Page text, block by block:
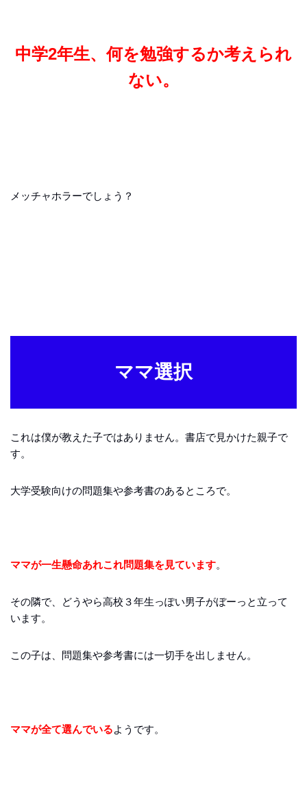
中学2年生、何を勉強するか考えられ
ない。
メッチャホラーでしょう？
ママ選択
これは僕が教えた子ではありません。書店で見かけた親子で
す。
大学受験向けの問題集や参考書のあるところで。
ママが一生懸命あれこれ問題集を見ています。
その隣で、どうやら高校３年生っぽい男子がぼーっと立って
います。
この子は、問題集や参考書には一切手を出しません。
ママが全て選んでいるようです。